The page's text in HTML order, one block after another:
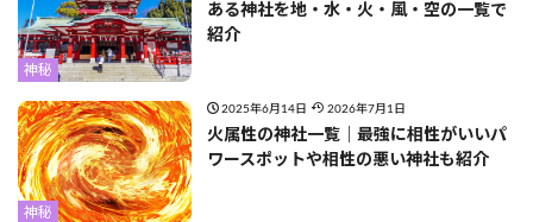
神秘
ある神社を地・水・火・風・空の一覧で
紹介
神秘
2025年6月14日 2026年7月1日
火属性の神社一覧｜最強に相性がいいパ
ワースポットや相性の悪い神社も紹介